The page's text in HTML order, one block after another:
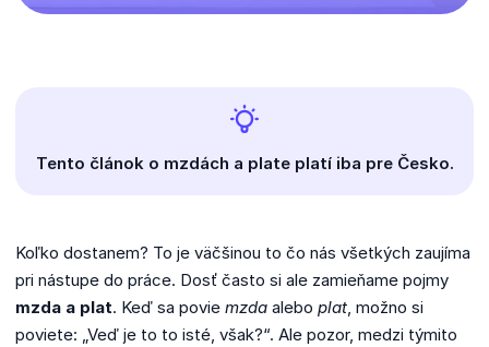
Tento článok o mzdách a plate platí iba pre Česko.
Koľko dostanem? To je väčšinou to čo nás všetkých zaujíma
pri nástupe do práce. Dosť často si ale zamieňame pojmy
mzda a plat. Keď sa povie mzda alebo plat, možno si
poviete: „Veď je to to isté, však?“. Ale pozor, medzi týmito